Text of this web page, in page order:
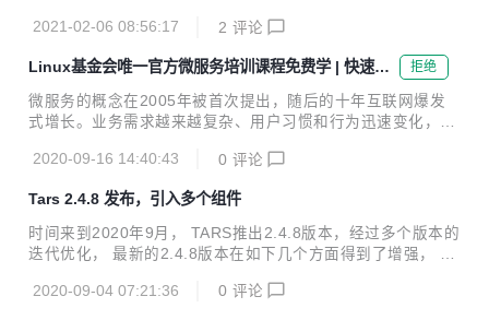
去实现的目标。TARS基金会随时欢迎更多的 开源项目加入 并
告将呈现TARS基金会以及社区成员为创建一个完整的开源微
服务生态的目标作出的一些努力与成果。 Who We Are Timeli
ne TARS Landscape TARS项目摘要 TARS社区动态 2020年
3月10日，Linux基金会正式宣布成立TARS基金会。TARS基
金会是Linux基金会旗下的一个非盈利性开源微服务基金会。
创新领域和扩展应用程序时充分利用微服务架构的...
2021-02-06 08:56:17 2 评论
Linux基金会唯一官方微服务培训课程免费学 | 快速构
建稳定可靠的微服务应用
拒绝
微服务的概念在2005年被首次提出，随后的十年互联网爆发
式增长。业务需求越来越复杂、用户习惯和行为迅速变化，互
更及扩张，微服务具有松耦合、灵活发布等特性，能够满足越
服务市场将在2019-2025年增长22.5％。这意味着在未来企业
需要更多了解和熟悉微服务的人才。同时借助合适的微服务框
架去逐步构建整个微服务体系是企业数字化转型一条快捷途
了关于微服务框架的免费培训课程：Building Microservice...
2020-09-16 14:40:43 0 评论
Tars 2.4.8 发布，引入多个组件
时间来到2020年9⽉， TARS推出2.4.8版本，经过多个版本的
迭代优化， 最新的2.4.8版本在如下⼏个⽅⾯得到了增强， 在
ay， Tars框架上任何运⾏的tars服务都能快速对外暴露http+j
2020-09-04 07:21:36 0 评论